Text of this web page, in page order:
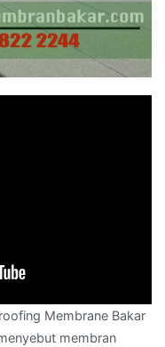
Membrane Bakar
membran